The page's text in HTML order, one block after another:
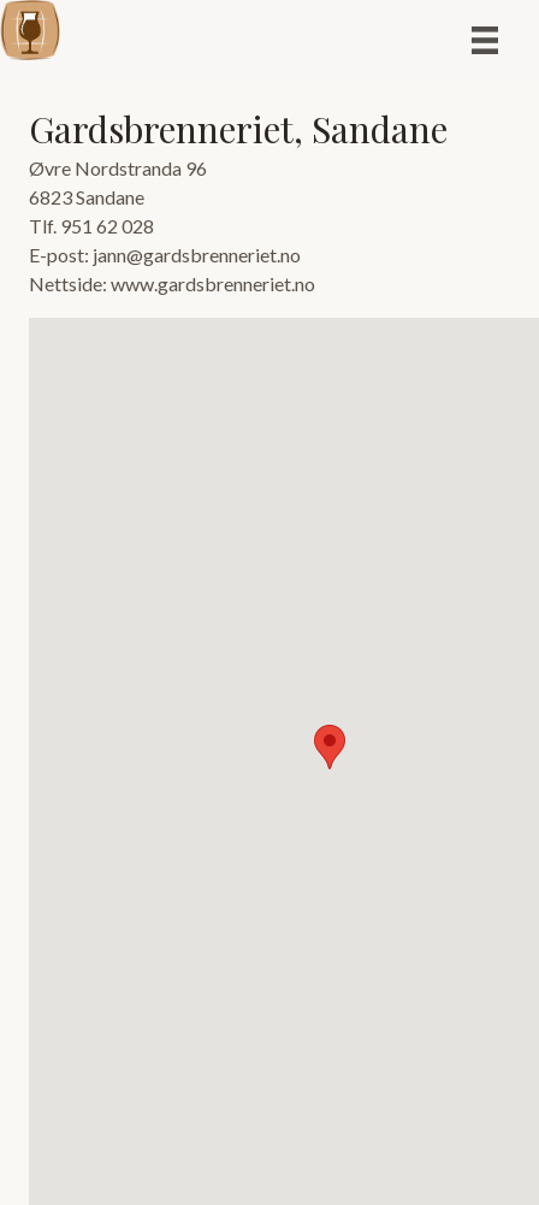
Gardsbrenneriet, Sandane
Øvre Nordstranda 96
6823 Sandane
Tlf. 951 62 028
E-post: jann@gardsbrenneriet.no
Nettside: www.gardsbrenneriet.no